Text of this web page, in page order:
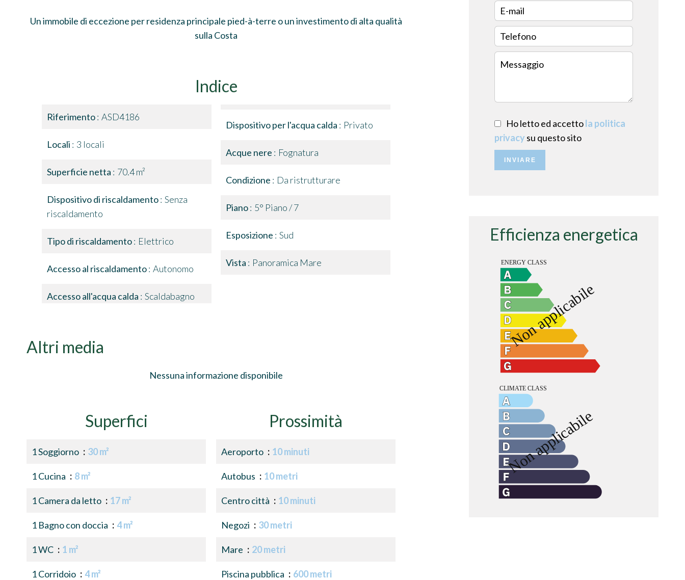
Un immobile di eccezione per residenza principale pied-à-terre o un investimento di alta qualità
sulla Costa
Indice
Riferimento ASD4186
Locali 3 locali
Superficie netta 70.4 m²
Dispositivo di riscaldamento Senza
riscaldamento
Tipo di riscaldamento Elettrico
Accesso al riscaldamento Autonomo
Accesso all'acqua calda Scaldabagno
Dispositivo per l'acqua calda Privato
Acque nere Fognatura
Condizione Da ristrutturare
Piano 5° Piano / 7
Esposizione Sud
Vista Panoramica Mare
Altri media
Nessuna informazione disponibile
Superfici
1 Soggiorno 30 m²
1 Cucina 8 m²
1 Camera da letto 17 m²
1 Bagno con doccia 4 m²
1 WC 1 m²
1 Corridoio 4 m²
Prossimità
Aeroporto 10 minuti
Autobus 10 metri
Centro città 10 minuti
Negozi 30 metri
Mare 20 metri
Piscina pubblica 600 metri
Ho letto ed accettola politica
privacysu questo sito
INVIARE
Efficienza energetica